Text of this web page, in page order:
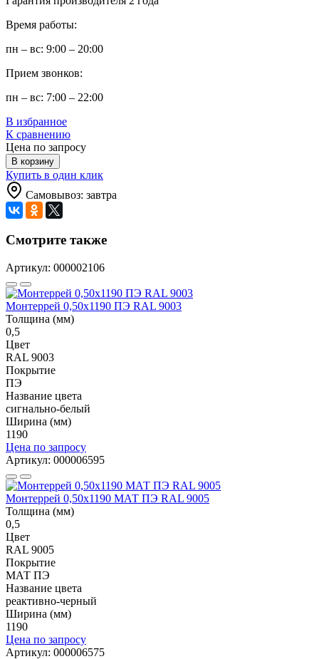
Время работы:
пн – вс: 9:00 – 20:00
Прием звонков:
пн – вс: 7:00 – 22:00
В избранное
К сравнению
Цена по запросу
В корзину
Купить в один клик
Самовывоз: завтра
Смотрите также
Артикул: 000002106
Монтеррей 0,50х1190 ПЭ RAL 9003
Толщина (мм)
0,5
Цвет
RAL 9003
Покрытие
ПЭ
Название цвета
сигнально-белый
Ширина (мм)
1190
Цена по запросу
Артикул: 000006595
Монтеррей 0,50х1190 МАТ ПЭ RAL 9005
Толщина (мм)
0,5
Цвет
RAL 9005
Покрытие
МАТ ПЭ
Название цвета
реактивно-черный
Ширина (мм)
1190
Цена по запросу
Артикул: 000006575